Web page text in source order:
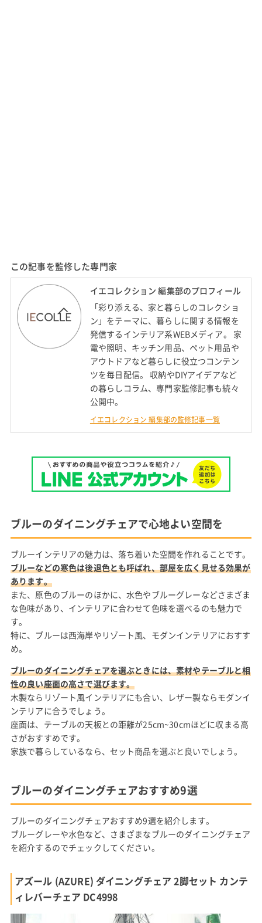
この記事を監修した専門家
イエコレクション 編集部のプロフィール
「彩り添える、家と暮らしのコレクショ
ン」をテーマに、暮らしに関する情報を
発信するインテリア系WEBメディア。 家
電や照明、キッチン用品、ペット用品や
アウトドアなど暮らしに役立つコンテン
ツを毎日配信。 収納やDIYアイデアなど
の暮らしコラム、専門家監修記事も続々
公開中。
イエコレクション 編集部の監修記事一覧
ブルーのダイニングチェアで心地よい空間を
ブルーインテリアの魅力は、落ち着いた空間を作れることです。
ブルーなどの寒色は後退色とも呼ばれ、部屋を広く見せる効果が
あります。
また、原色のブルーのほかに、水色やブルーグレーなどさまざま
な色味があり、インテリアに合わせて色味を選べるのも魅力で
す。
特に、ブルーは西海岸やリゾート風、モダンインテリアにおすす
め。
ブルーのダイニングチェアを選ぶときには、素材やテーブルと相
性の良い座面の高さで選びます。
木製ならリゾート風インテリアにも合い、レザー製ならモダンイ
ンテリアに合うでしょう。
座面は、テーブルの天板との距離が25cm~30cmほどに収まる高
さがおすすめです。
家族で暮らしているなら、セット商品を選ぶと良いでしょう。
ブルーのダイニングチェアおすすめ9選
ブルーのダイニングチェアおすすめ9選を紹介します。
ブルーグレーや水色など、さまざまなブルーのダイニングチェア
を紹介するのでチェックしてください。
アズール (AZURE) ダイニングチェア 2脚セット カンテ
ィレバーチェア DC4998